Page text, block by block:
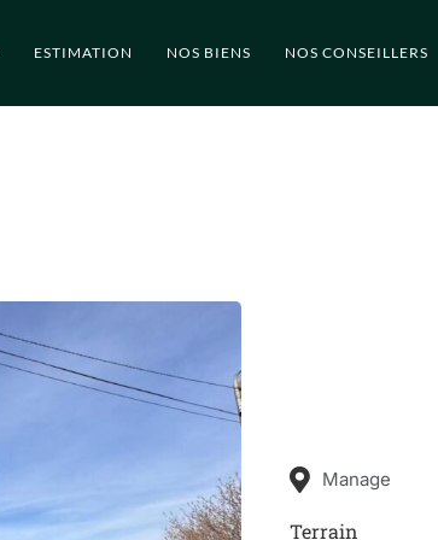
ESTIMATION NOS BIENS NOS CONSEILLERS
Manage
Terrain